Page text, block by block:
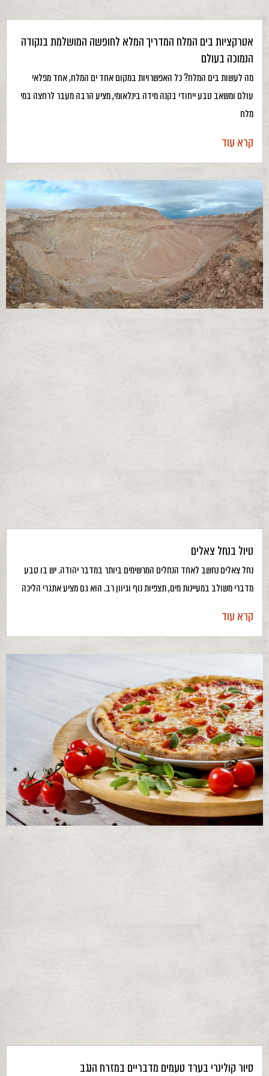
אטרקציות בים המלח המדריך המלא לחופשה המושלמת בנקודה
הנמוכה בעולם
מה לעשות בים המלח? כל האפשרויות במקום אחד ים המלח, אחד מפלאי
עולם ומשאב טבע ייחודי בקנה מידה בינלאומי, מציע הרבה מעבר לרחצה במי
מלח
קרא עוד
טיול בנחל צאלים
נחל צאלים נחשב לאחד הנחלים המרשימים ביותר במדבר יהודה. יש בו טבע
מדברי משולב במעיינות מים, תצפיות נוף וגיוון רב. הוא גם מציע אתגרי הליכה
קרא עוד
סיור קולינרי בערד טעמים מדבריים במזרח הנגב